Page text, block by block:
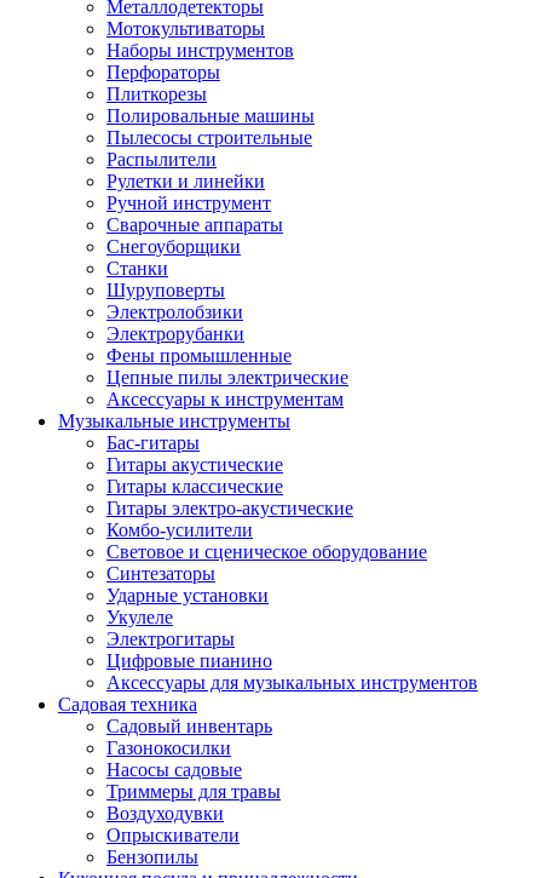
Металлодетекторы
Мотокультиваторы
Наборы инструментов
Перфораторы
Плиткорезы
Полировальные машины
Пылесосы строительные
Распылители
Рулетки и линейки
Ручной инструмент
Сварочные аппараты
Снегоуборщики
Станки
Шуруповерты
Электролобзики
Электрорубанки
Фены промышленные
Цепные пилы электрические
Аксессуары к инструментам
Музыкальные инструменты
Бас-гитары
Гитары акустические
Гитары классические
Гитары электро-акустические
Комбо-усилители
Световое и сценическое оборудование
Синтезаторы
Ударные установки
Укулеле
Электрогитары
Цифровые пианино
Аксессуары для музыкальных инструментов
Садовая техника
Садовый инвентарь
Газонокосилки
Насосы садовые
Триммеры для травы
Воздуходувки
Опрыскиватели
Бензопилы